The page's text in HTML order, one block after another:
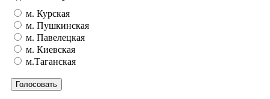
м. Курская
м. Пушкинская
м. Павелецкая
м. Киевская
м.Таганская